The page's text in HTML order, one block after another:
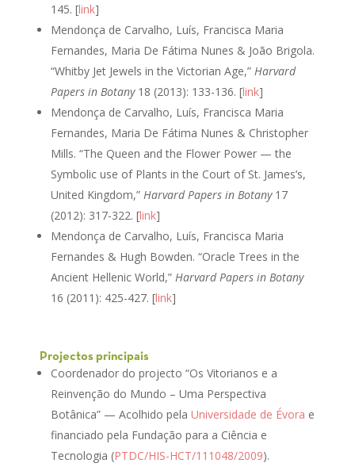
145. [link]
Mendonça de Carvalho, Luís, Francisca Maria
Fernandes, Maria De Fátima Nunes & João Brigola.
“Whitby Jet Jewels in the Victorian Age,” Harvard
Papers in Botany18 (2013): 133-136. [link]
Mendonça de Carvalho, Luís, Francisca Maria
Fernandes, Maria De Fátima Nunes & Christopher
Mills. “The Queen and the Flower Power — the
Symbolic use of Plants in the Court of St. James’s,
United Kingdom,” Harvard Papers in Botany17
(2012): 317-322. [link]
Mendonça de Carvalho, Luís, Francisca Maria
Fernandes & Hugh Bowden. “Oracle Trees in the
Ancient Hellenic World,” Harvard Papers in Botany
16 (2011): 425-427. [link]
Projectos principais
Coordenador do projecto “Os Vitorianos e a
Reinvenção do Mundo – Uma Perspectiva
Botânica” — Acolhido pela Universidade de Évora e
financiado pela Fundação para a Ciência e
Tecnologia (PTDC/HIS-HCT/111048/2009).